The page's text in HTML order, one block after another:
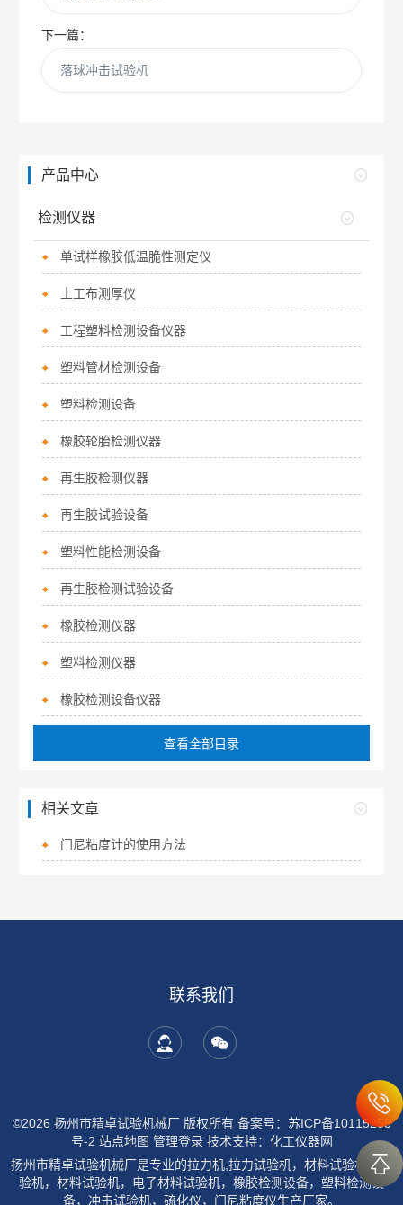
下一篇：
落球冲击试验机
产品中心
检测仪器
单试样橡胶低温脆性测定仪
土工布测厚仪
工程塑料检测设备仪器
塑料管材检测设备
塑料检测设备
橡胶轮胎检测仪器
再生胶检测仪器
再生胶试验设备
塑料性能检测设备
再生胶检测试验设备
橡胶检测仪器
塑料检测仪器
橡胶检测设备仪器
查看全部目录
相关文章
门尼粘度计的使用方法
联系我们
©2026 扬州市精卓试验机械厂 版权所有 备案号：苏ICP备10115255
号-2 站点地图 管理登录技术支持： 化工仪器网
扬州市精卓试验机械厂是专业的拉力机,拉力试验机，材料试验机，试
验机，材料试验机，电子材料试验机，橡胶检测设备，塑料检测设
备，冲击试验机，硫化仪，门尼粘度仪生产厂家。